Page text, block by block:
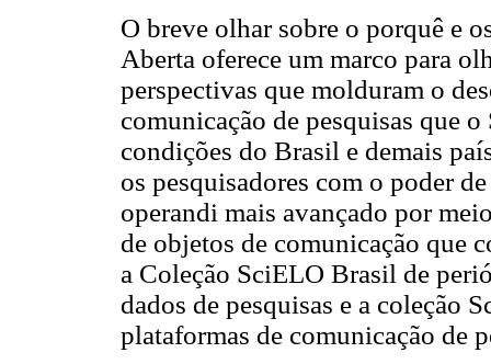
O breve olhar sobre o porquê e
Aberta oferece um marco para
perspectivas que molduram o
comunicação de pesquisas que
condições do Brasil e demais
os pesquisadores com o poder
operandi mais avançado por
de objetos de comunicação que
a Coleção SciELO Brasil de
dados de pesquisas e a coleção
plataformas de comunicação de